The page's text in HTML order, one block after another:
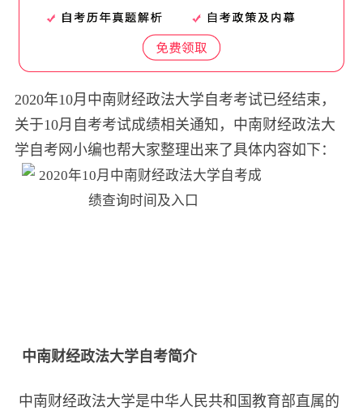
2020年10月中南财经政法大学自考考试已经结束，
关于10月自考考试成绩相关通知，中南财经政法大
学自考网小编也帮大家整理出来了具体内容如下：
中南财经政法大学自考简介
中南财经政法大学是中华人民共和国教育部直属的